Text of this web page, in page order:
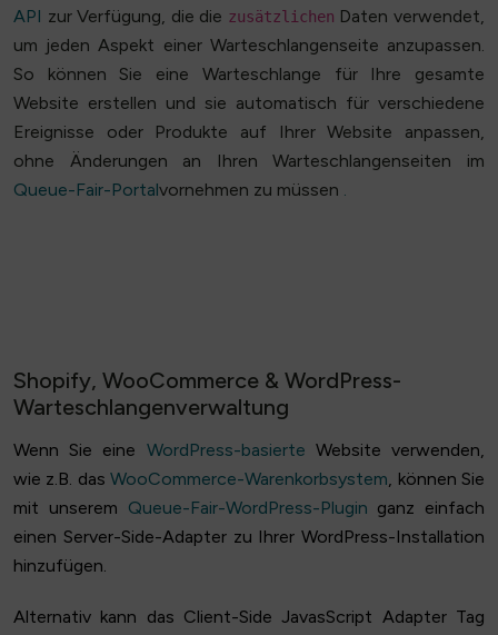
API zur Verfügung, die die zusätzlichen Daten verwendet,
um jeden Aspekt einer Warteschlangenseite anzupassen.
So können Sie eine Warteschlange für Ihre gesamte
Website erstellen und sie automatisch für verschiedene
Ereignisse oder Produkte auf Ihrer Website anpassen,
ohne Änderungen an Ihren Warteschlangenseiten im
Queue-Fair-Portalvornehmen zu müssen .
Shopify, WooCommerce & WordPress-
Warteschlangenverwaltung
Wenn Sie eine WordPress-basierte Website verwenden,
wie z.B. dasWooCommerce-Warenkorbsystem, können Sie
mit unserem Queue-Fair-WordPress-Plugin ganz einfach
einen Server-Side-Adapter zu Ihrer WordPress-Installation
hinzufügen.
Alternativ kann das Client-Side JavasScript Adapter Tag